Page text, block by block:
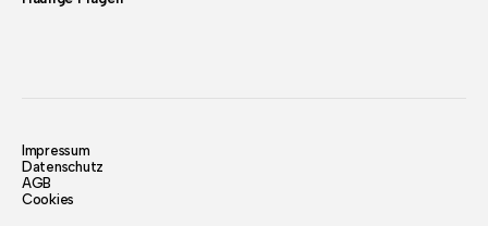
Impressum
Datenschutz
AGB
Cookies